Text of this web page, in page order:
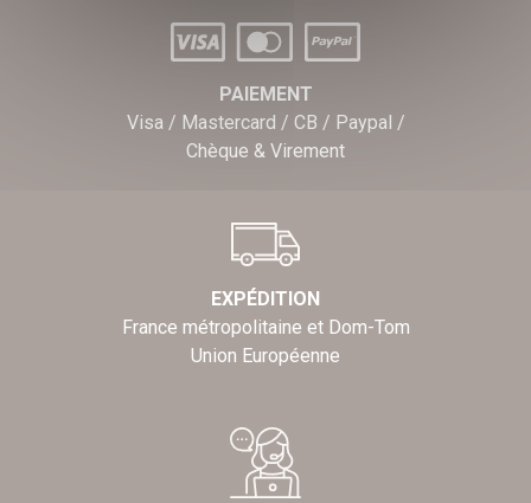
PAIEMENT
Visa / Mastercard / CB / Paypal /
Chèque & Virement
EXPÉDITION
France métropolitaine et Dom-Tom
Union Européenne